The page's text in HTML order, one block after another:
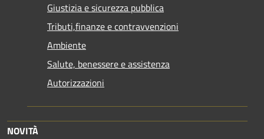
Giustizia e sicurezza pubblica
Tributi,finanze e contravvenzioni
Ambiente
Salute, benessere e assistenza
Autorizzazioni
NOVITÀ